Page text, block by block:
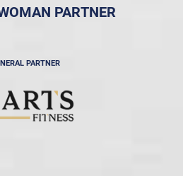
PARTNER
PARTNER